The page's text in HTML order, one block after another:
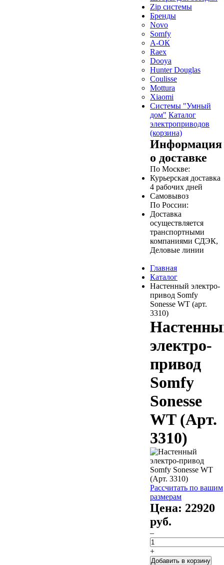
Zip системы
Бренды
Novo
Somfy
А-ОК
Raex
Dooya
Hunter Douglas
Coulisse
Mottura
Xiaomi
Системы "Умный
дом" Каталог
электроприводов
(корзина)
Информация
о доставке
По Москве:
Курьерская доставка
4 рабочих дней
Самовывоз
По России:
Доставка
осуществляется
транспортными
компаниями СДЭК,
Деловые линии
Главная
Каталог
Настенный электро-
привод Somfy
Sonesse WT (арт.
3310)
электро-
привод
Somfy
Sonesse
WT (Арт.
3310)
Рассчитать по вашим
размерам
Цена: 22920
руб.
–
+
Добавить в корзину